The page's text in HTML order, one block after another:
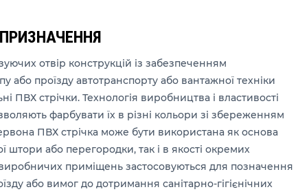
отвір конструкцій із забезпеченням
або проїзду автотранспорту або вантажної техніки
ПВХ стрічки. Технологія виробництва і властивості
фарбувати їх в різні кольори зі збереженням
ПВХ стрічка може бути використана як основа
штори або перегородки, так і в якості окремих
приміщень застосовуються для позначення
або вимог до дотримання санітарно-гігієнічних